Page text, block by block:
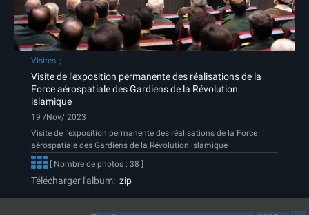
Visites
Visite de l'exposition permanente des réalisations de la
Force aérospatiale des Gardiens de la Révolution
islamique
19 /Nov/ 2023
Visite de l'exposition permanente des réalisations de la Force
aérospatiale des Gardiens de la Révolution islamique
[ Nombre de photos : 38 ]
Télécharger l'album: zip